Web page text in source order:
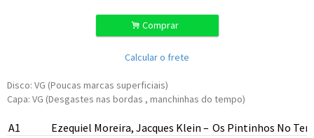
. Comprar
Calcular o frete
Disco: VG (Poucas marcas superficiais)
Capa: VG (Desgastes nas bordas , manchinhas do tempo)
A1 Ezequiel Moreira, Jacques Klein – Os Pintinhos No